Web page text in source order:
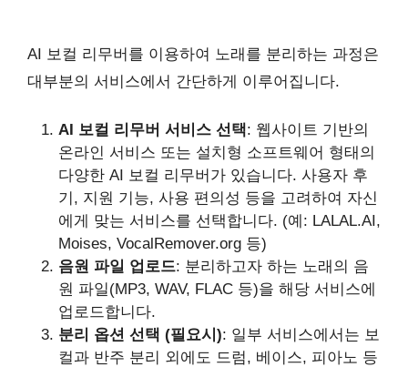
AI 보컬 리무버를 이용하여 노래를 분리하는 과정은
대부분의 서비스에서 간단하게 이루어집니다.
AI 보컬 리무버 서비스 선택: 웹사이트 기반의
온라인 서비스 또는 설치형 소프트웨어 형태의
다양한 AI 보컬 리무버가 있습니다. 사용자 후
기, 지원 기능, 사용 편의성 등을 고려하여 자신
에게 맞는 서비스를 선택합니다. (예: LALAL.AI,
Moises, VocalRemover.org 등)
음원 파일 업로드: 분리하고자 하는 노래의 음
원 파일(MP3, WAV, FLAC 등)을 해당 서비스에
업로드합니다.
분리 옵션 선택 (필요시): 일부 서비스에서는 보
컬과 반주 분리 외에도 드럼, 베이스, 피아노 등